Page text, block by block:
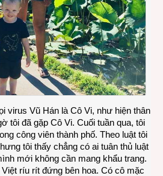
virus Vũ Hán là Cô Vi, như hiện thân
tôi đã gặp Cô Vi. Cuối tuần qua, tôi
công viên thành phố. Theo luật tôi
tôi thấy chẳng có ai tuân thủ luật
mới không cần mang khẩu trang.
ríu rít đứng bên hoa. Có cô mặc